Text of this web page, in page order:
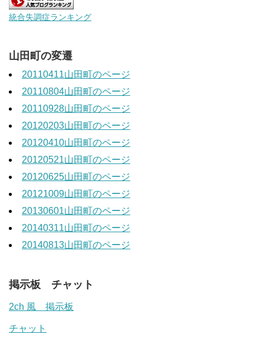
統合失調症ランキング
山田町の変遷
20110411山田町のページ
20110804山田町のページ
20110928山田町のページ
20120203山田町のページ
20120410山田町のページ
20120521山田町のページ
20120625山田町のページ
20121009山田町のページ
20130601山田町のページ
20140311山田町のページ
20140813山田町のページ
掲示板 チャット
2ch 風 掲示板
チャット